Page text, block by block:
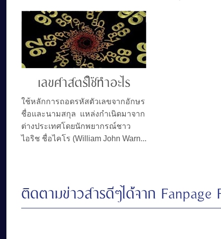
เลขศาสตร์ใช้ทำอะไร
ใช้หลักการถอดรหัสตัวเลขจากอักษร
ชื่อและนามสกุล แหล่งกำเนิดมาจาก
ต่างประเทศโดยนักพยากรณ์ชาว
ไอริช ชื่อไคโร (William John Warn...
ติดตามข่าวสารดีๆได้จาก Fanpage